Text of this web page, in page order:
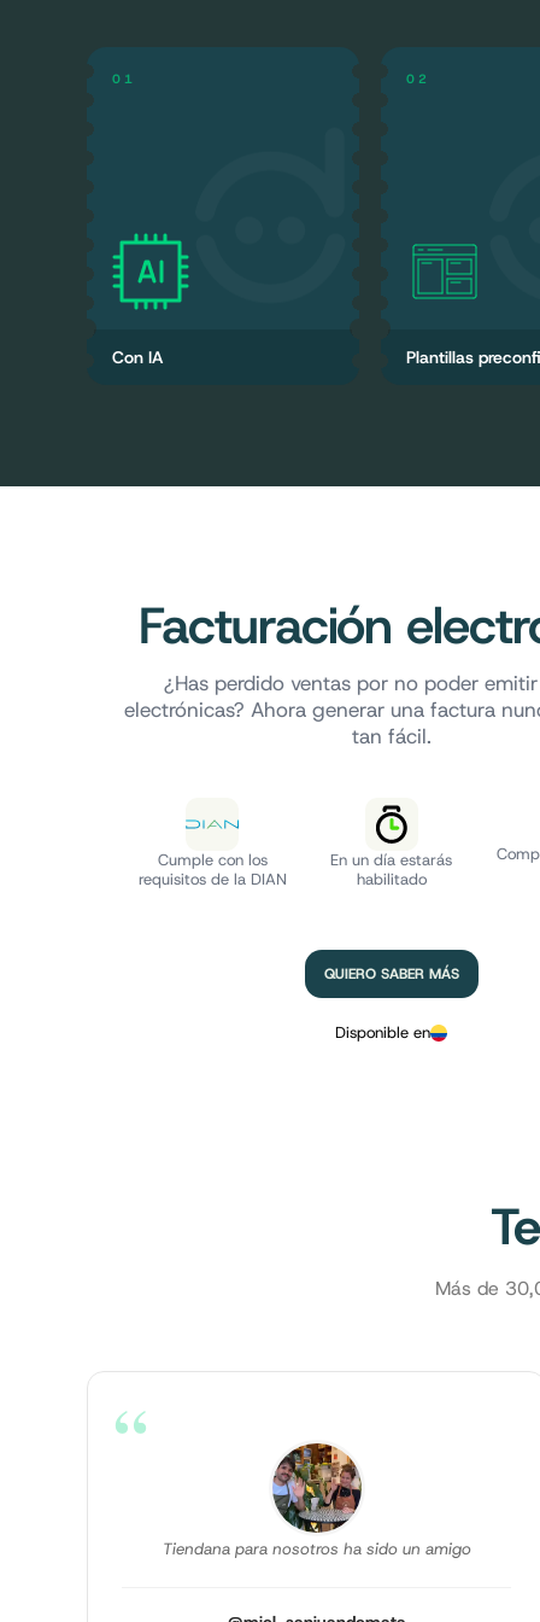
0 1
Con IA
menú en segundos
0 2
Plantillas
descripciones,
el proceso
Facturación
¿Has perdido ventas por no poder
electrónicas? Ahora generar una factura
tan fácil.
Cumple con los
requisitos de la DIAN
En un día estarás
habilitado
QUIERO SABER MÁS
Disponible en
Más de
“
Tiendana para nosotros ha sido un amigo